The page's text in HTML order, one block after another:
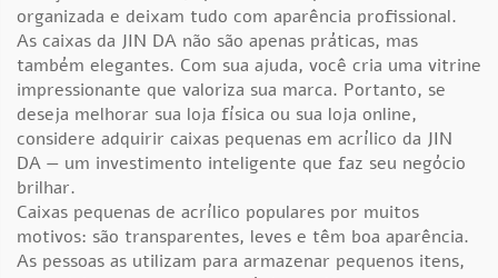
organizada e deixam tudo com aparência profissional.
As caixas da JIN DA não são apenas práticas, mas
também elegantes. Com sua ajuda, você cria uma vitrine
impressionante que valoriza sua marca. Portanto, se
deseja melhorar sua loja física ou sua loja online,
considere adquirir caixas pequenas em acrílico da JIN
DA — um investimento inteligente que faz seu negócio
brilhar.
Caixas pequenas de acrílico populares por muitos
motivos: são transparentes, leves e têm boa aparência.
As pessoas as utilizam para armazenar pequenos itens,